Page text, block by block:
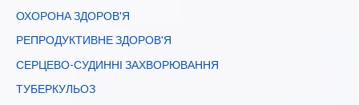
ОХОРОНА ЗДОРОВ'Я
РЕПРОДУКТИВНЕ ЗДОРОВ'Я
СЕРЦЕВО-СУДИННІ ЗАХВОРЮВАННЯ
ТУБЕРКУЛЬОЗ